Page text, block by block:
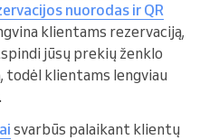
nuorodas ir QR
klientams rezervaciją,
jūsų prekių ženklo
klientams lengviau
svarbūs palaikant klientų